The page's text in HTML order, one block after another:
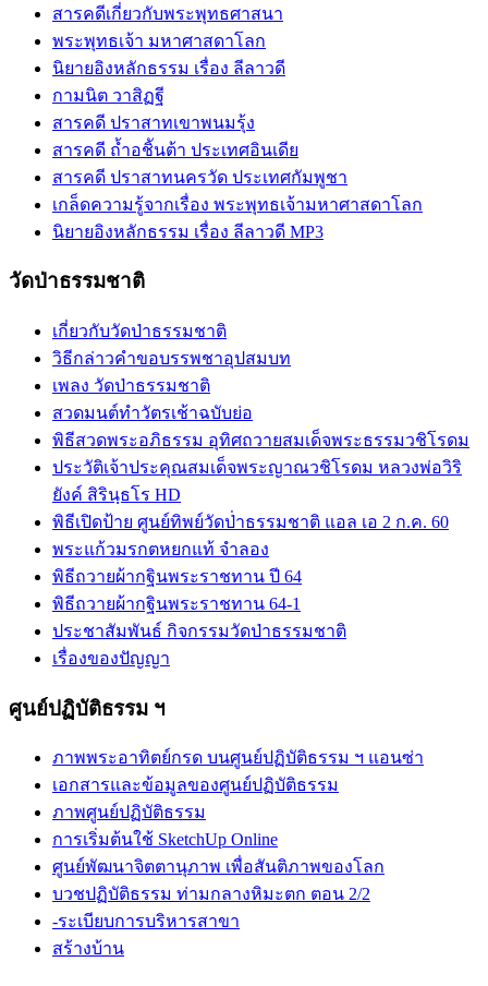
สารคดีเกี่ยวกับพระพุทธศาสนา
พระพุทธเจ้า มหาศาสดาโลก
นิยายอิงหลักธรรม เรื่อง ลีลาวดี
กามนิต วาสิฏฐี
สารคดี ปราสาทเขาพนมรุ้ง
สารคดี ถ้ำอชิันต้า ประเทศอินเดีย
สารคดี ปราสาทนครวัด ประเทศกัมพูชา
เกล็ดความรู้จากเรื่อง พระพุทธเจ้ามหาศาสดาโลก
นิยายอิงหลักธรรม เรื่อง ลีลาวดี MP3
วัดป่าธรรมชาติ
เกี่ยวกับวัดป่าธรรมชาติ
วิธีกล่าวคำขอบรรพชาอุปสมบท
เพลง วัดป่าธรรมชาติ
สวดมนต์ทำวัตรเช้าฉบับย่อ
พิธีสวดพระอภิธรรม อุทิศถวายสมเด็จพระธรรมวชิโรดม
ประวัติเจ้าประคุณสมเด็จพระญาณวชิโรดม หลวงพ่อวิริ
ยังค์ สิรินฺธโร HD
พิธีเปิดป้าย ศูนย์ทิพย์วัดป่่าธรรมชาติ แอล เอ 2 ก.ค. 60
พระแก้วมรกตหยกแท้ จำลอง
พิธีถวายผ้ากฐินพระราชทาน ปี 64
พิธีถวายผ้ากฐินพระราชทาน 64-1
ประชาสัมพันธ์ กิจกรรมวัดป่าธรรมชาติ
เรื่องของปัญญา
ศูนย์ปฏิบัติธรรม ฯ
ภาพพระอาทิตย์กรด บนศูนย์ปฏิบัติธรรม ฯ แอนซ่า
เอกสารและข้อมูลของศูนย์ปฏิบัติธรรม
ภาพศูนย์ปฏิบัติธรรม
การเริ่มต้นใช้ SketchUp Online
ศูนย์พัฒนาจิตตานุภาพ เพื่อสันติภาพของโลก
บวชปฏิบัติธรรม ท่ามกลางหิมะตก ตอน 2/2
-ระเบียบการบริหารสาขา
สร้างบ้าน